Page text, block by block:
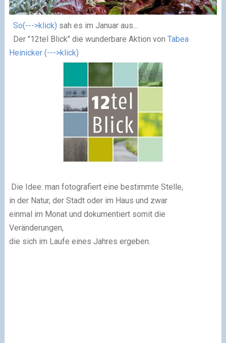
So(--->klick) sah es im Januar aus...
Der "12tel Blick" die wunderbare Aktion von Tabea
Heinicker (--->klick)
Die Idee: man fotografiert eine bestimmte Stelle,
in der Natur, der Stadt oder im Haus und zwar
einmal im Monat und dokumentiert somit die
Veränderungen,
die sich im Laufe eines Jahres ergeben.